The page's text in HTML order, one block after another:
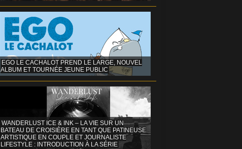
EGO LE CACHALOT PREND LE LARGE, NOUVEL
ALBUM ET TOURNÉE JEUNE PUBLIC
WANDERLUST ICE & INK – LA VIE SUR UN
BATEAU DE CROISIÈRE EN TANT QUE PATINEUSE
ARTISTIQUE EN COUPLE ET JOURNALISTE
LIFESTYLE : INTRODUCTION À LA SÉRIE